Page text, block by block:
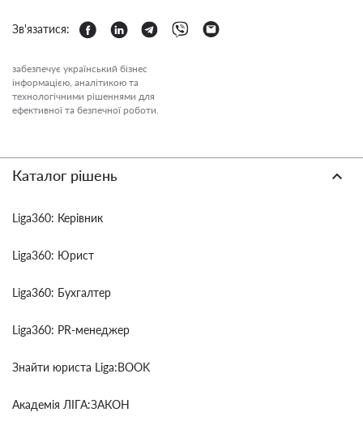
Зв'язатися:
забезпечує український бізнес
інформацією, аналітикою та
технологічними рішеннями для
ефективної та безпечної роботи.
Каталог рішень
Liga360: Керівник
Liga360: Юрист
Liga360: Бухгалтер
Liga360: PR-менеджер
Знайти юриста Liga:BOOK
Академія ЛІГА:ЗАКОН